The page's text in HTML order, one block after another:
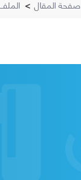
صفحة المقال >